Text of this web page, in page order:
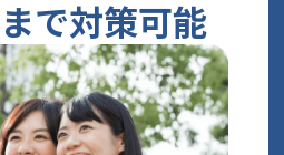
で対策可能